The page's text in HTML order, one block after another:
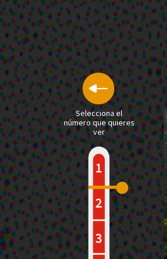
Selecciona el
número que quieres
ver